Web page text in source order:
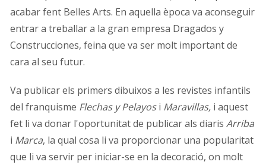
acabar fent Belles Arts. En aquella època va aconseguir
entrar a treballar a la gran empresa Dragados y
Construcciones, feina que va ser molt important de
cara al seu futur.
Va publicar els primers dibuixos a les revistes infantils
del franquisme Flechas y Pelayosi Maravillas,i aquest
fet li va donar l'oportunitat de publicar als diaris Arriba
i Marca, la qual cosa li va proporcionar una popularitat
que li va servir per iniciar-se en la decoració, on molt